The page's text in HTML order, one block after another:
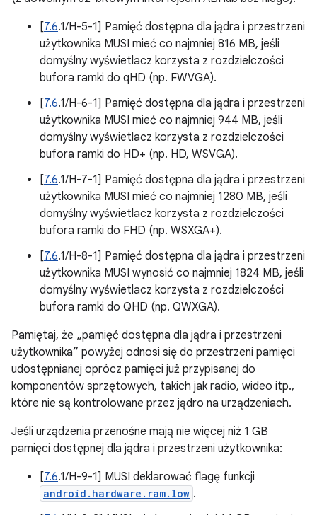
[7.6.1/H-5-1] Pamięć dostępna dla jądra i przestrzeni
użytkownika MUSI mieć co najmniej 816 MB, jeśli
domyślny wyświetlacz korzysta z rozdzielczości
bufora ramki do qHD (np. FWVGA).
[7.6.1/H-6-1] Pamięć dostępna dla jądra i przestrzeni
użytkownika MUSI mieć co najmniej 944 MB, jeśli
domyślny wyświetlacz korzysta z rozdzielczości
bufora ramki do HD+ (np. HD, WSVGA).
[7.6.1/H-7-1] Pamięć dostępna dla jądra i przestrzeni
użytkownika MUSI mieć co najmniej 1280 MB, jeśli
domyślny wyświetlacz korzysta z rozdzielczości
bufora ramki do FHD (np. WSXGA+).
[7.6.1/H-8-1] Pamięć dostępna dla jądra i przestrzeni
użytkownika MUSI wynosić co najmniej 1824 MB, jeśli
domyślny wyświetlacz korzysta z rozdzielczości
bufora ramki do QHD (np. QWXGA).
Pamiętaj, że „pamięć dostępna dla jądra i przestrzeni
użytkownika” powyżej odnosi się do przestrzeni pamięci
udostępnianej oprócz pamięci już przypisanej do
komponentów sprzętowych, takich jak radio, wideo itp.,
które nie są kontrolowane przez jądro na urządzeniach.
Jeśli urządzenia przenośne mają nie więcej niż 1 GB
pamięci dostępnej dla jądra i przestrzeni użytkownika:
[7.6.1/H-9-1] MUSI deklarować flagę funkcji
android.hardware.ram.low .